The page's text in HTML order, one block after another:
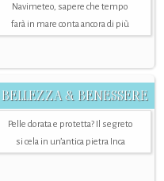
Navimeteo, sapere che tempo
farà in mare conta ancora di più
BELLEZZA & BENESSERE
Pelle dorata e protetta? Il segreto
si cela in un’antica pietra Inca